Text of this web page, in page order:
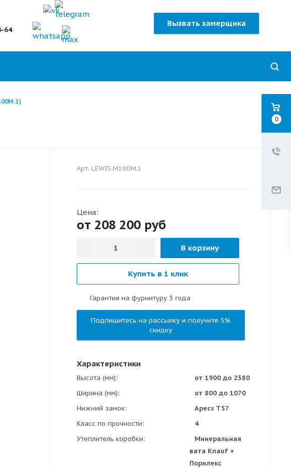
64
Вызвать замерщика
Арт. LEWIS.M100M.1
Цена:
от 208 200 руб
В корзину
Купить в 1 клик
Гарантия на фурнитуру 3 года
Подпишитесь на рассылку и получите 5%
скидку
Характеристики
Высота (мм)
от 1900 до 2380
Ширина (мм)
от 800 до 1070
Нижний замок
Apecs T57
Класс по прочности
4
Утеплитель коробки
Минеральная
вата Knauf +
Порилекс
0